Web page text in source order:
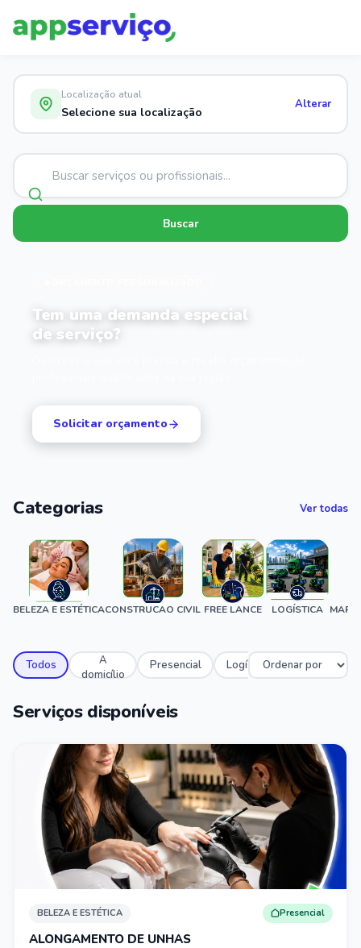
Localização atual
Selecione sua localização
Alterar
Buscar
Tem uma demanda especial
de serviço?
Solicitar orçamento
Categorias Ver todas
BELEZA E ESTÉTICACONSTRUCAO CIVIL FREE LANCE LOGÍSTICA
Todos
A
domicílio
Presencial Logístico
Serviços disponíveis
BELEZA E ESTÉTICA Presencial
ALONGAMENTO DE UNHAS